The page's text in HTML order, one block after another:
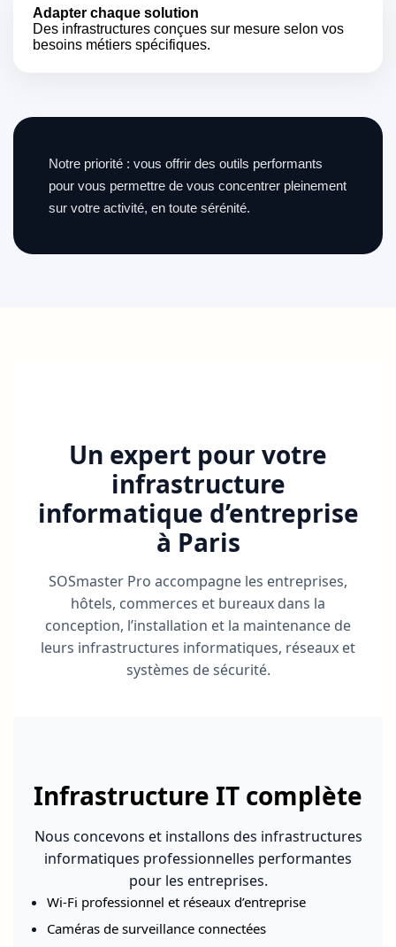
Adapter chaque solution
Des infrastructures conçues sur mesure selon vos
besoins métiers spécifiques.
Notre priorité : vous offrir des outils performants
pour vous permettre de vous concentrer pleinement
sur votre activité, en toute sérénité.
Un expert pour votre
infrastructure
informatique d’entreprise
à Paris
SOSmaster Pro accompagne les entreprises,
hôtels, commerces et bureaux dans la
conception, l’installation et la maintenance de
leurs infrastructures informatiques, réseaux et
systèmes de sécurité.
Infrastructure IT complète
Nous concevons et installons des infrastructures
informatiques professionnelles performantes
pour les entreprises.
Wi-Fi professionnel et réseaux d’entreprise
Caméras de surveillance connectées